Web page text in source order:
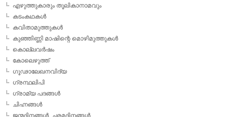
എഴുത്തുകാരും തൂലികാനാമവും
കടംകഥകള്‍
കവിതാമുത്തുകള്‍
കുഞ്ഞിണ്ണി മാഷിന്റെ മൊഴിമുത്തുകള്‍
കൊല്ലവര്‍ഷം
കോലെഴുത്ത്
ഗൂഢാലേഖനവിദ്യ
ഗ്രന്ഥലിപി
ഗ്രാമ്യ പദങ്ങള്‍
ചിഹ്നങ്ങള്‍
ജന്മദിനങ്ങള്‍, ചരമദിനങ്ങള്‍